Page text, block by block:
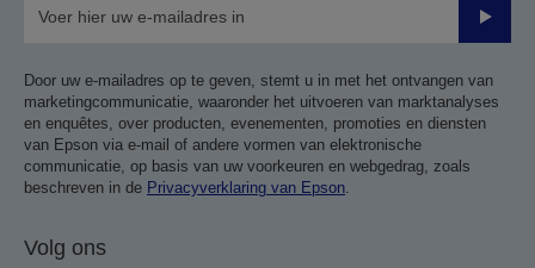
Door uw e-mailadres op te geven, stemt u in met het ontvangen van
marketingcommunicatie, waaronder het uitvoeren van marktanalyses
en enquêtes, over producten, evenementen, promoties en diensten
van Epson via e-mail of andere vormen van elektronische
communicatie, op basis van uw voorkeuren en webgedrag, zoals
beschreven in de Privacyverklaring van Epson
Volg ons